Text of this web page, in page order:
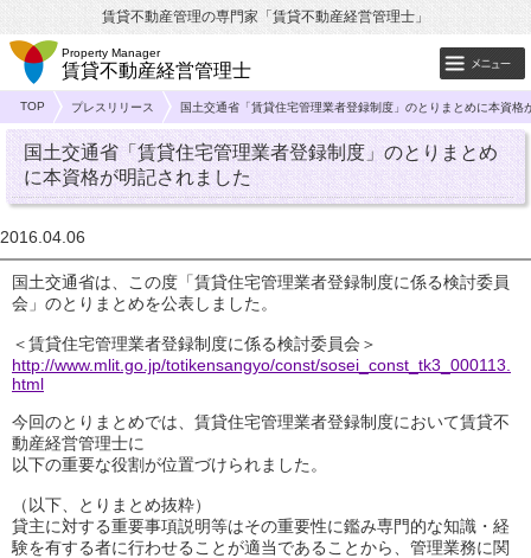
賃貸不動産管理の専門家「賃貸不動産経営管理士」
Property Manager
賃貸不動産経営管理士
TOP プレスリリース 国土交通省「賃貸住宅管理業者登録制度」のとりまとめに本資格
国土交通省「賃貸住宅管理業者登録制度」のとりまとめ
に本資格が明記されました
2016.04.06
国土交通省は、この度「賃貸住宅管理業者登録制度に係る検討委員
会」のとりまとめを公表しました。
＜賃貸住宅管理業者登録制度に係る検討委員会＞
http://www.mlit.go.jp/totikensangyo/const/sosei_const_tk3_000113.
html
今回のとりまとめでは、賃貸住宅管理業者登録制度において賃貸不
動産経営管理士に
以下の重要な役割が位置づけられました。
（以下、とりまとめ抜粋）
貸主に対する重要事項説明等はその重要性に鑑み専門的な知識・経
験を有する者に行わせることが適当であることから、管理業務に関